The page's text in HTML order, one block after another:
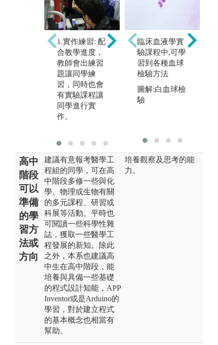
1.實作練習: 配
合教學進度，
教師會出練習
題讓同學練
習，同時也會
有實驗課程讓
同學進行實
作。
2. 解剖學科學
習: 與中國醫藥
大學醫學系合
作，進行大體
老師教學。
臨床血液學實
驗課程中,可學
習到各種血球
檢驗方法
圖解:白血球檢
驗
高中
階段
可以
準備
的學
習方
法或
方向
建議有意報考醫學工
程組的同學，可在高
中階段多修一些與化
學、物理或生物有關
的多元課程、研習或
科展等活動。平時也
可閱讀一些科學性雜
誌，獲取一些醫學工
程發展的新知。除此
之外，本系也建議高
中生在高中階段，能
培養與具備一些基礎
的程式設計知能，APP
Inventor或是Arduino的
學習，對於建立程式
的基本概念也相當有
幫助。
培養觀察及思考的能
力。